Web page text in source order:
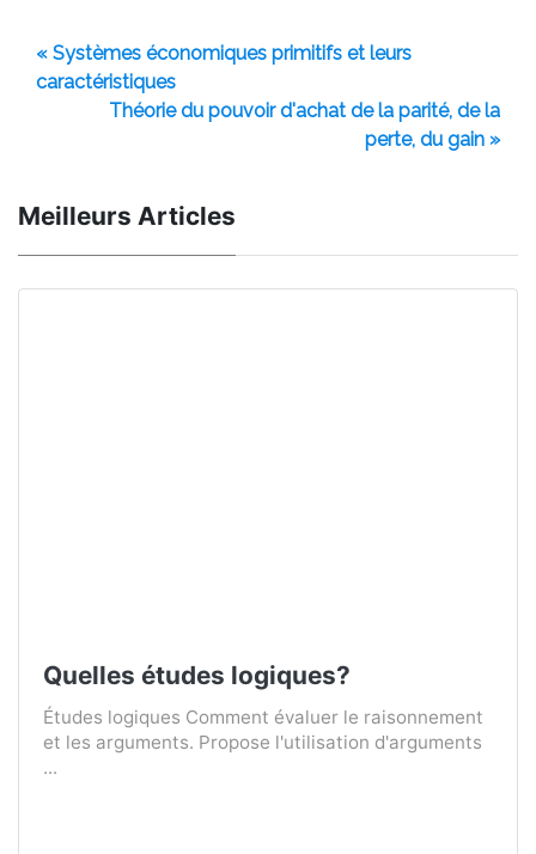
« Systèmes économiques primitifs et leurs
caractéristiques
Théorie du pouvoir d'achat de la parité, de la
perte, du gain »
Meilleurs Articles
Quelles études logiques?
Études logiques Comment évaluer le raisonnement
et les arguments. Propose l'utilisation d'arguments
...